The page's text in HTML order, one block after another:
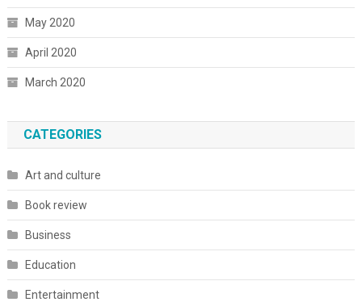
May 2020
April 2020
March 2020
CATEGORIES
Art and culture
Book review
Business
Education
Entertainment